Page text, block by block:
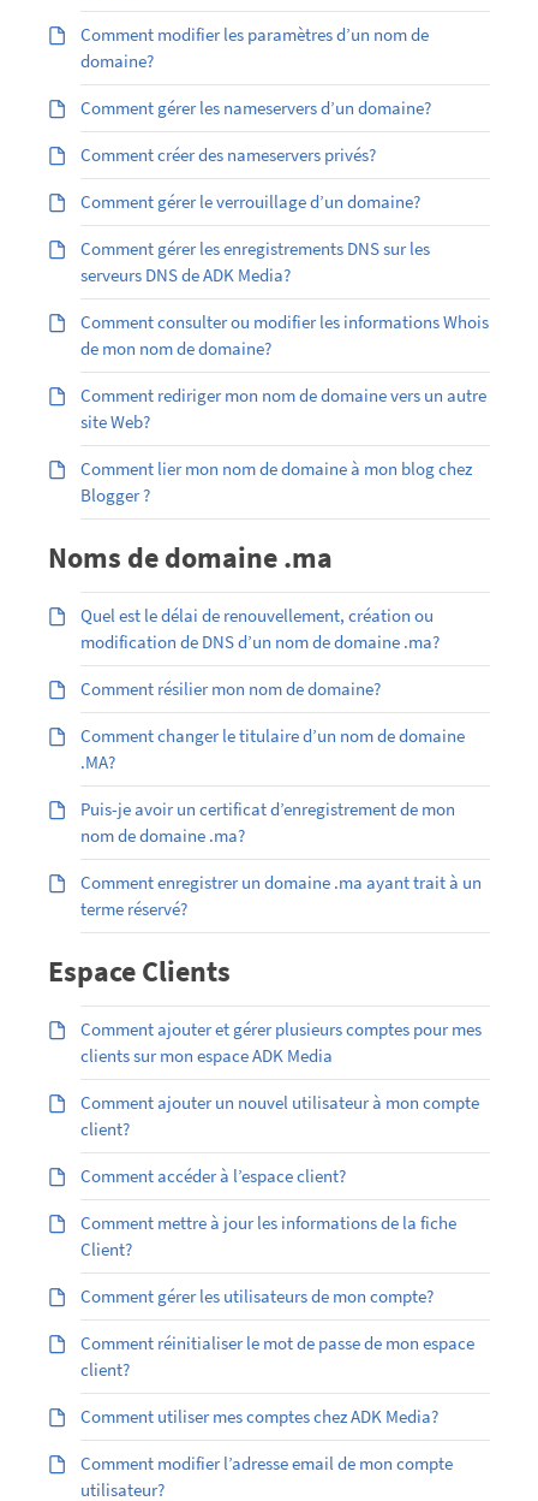
Comment modifier les paramètres d’un nom de
domaine?
Comment gérer les nameservers d’un domaine?
Comment créer des nameservers privés?
Comment gérer le verrouillage d’un domaine?
Comment gérer les enregistrements DNS sur les
serveurs DNS de ADK Media?
Comment consulter ou modifier les informations Whois
de mon nom de domaine?
Comment rediriger mon nom de domaine vers un autre
site Web?
Comment lier mon nom de domaine à mon blog chez
Blogger ?
Noms de domaine .ma
Quel est le délai de renouvellement, création ou
modification de DNS d’un nom de domaine .ma?
Comment résilier mon nom de domaine?
Comment changer le titulaire d’un nom de domaine
.MA?
Puis-je avoir un certificat d’enregistrement de mon
nom de domaine .ma?
Comment enregistrer un domaine .ma ayant trait à un
terme réservé?
Espace Clients
Comment ajouter et gérer plusieurs comptes pour mes
clients sur mon espace ADK Media
Comment ajouter un nouvel utilisateur à mon compte
client?
Comment accéder à l’espace client?
Comment mettre à jour les informations de la fiche
Client?
Comment gérer les utilisateurs de mon compte?
Comment réinitialiser le mot de passe de mon espace
client?
Comment utiliser mes comptes chez ADK Media?
Comment modifier l’adresse email de mon compte
utilisateur?